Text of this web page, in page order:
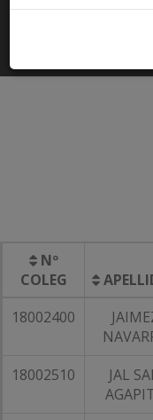
Nº
COLEG
18002400
18002510
JAL